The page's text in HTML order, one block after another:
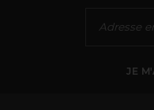
plus exigeants,
pour une croisière sur la
JE